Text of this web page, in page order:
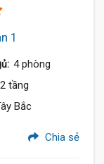
1
4 phòng
2 tầng
Bắc
Chia sẻ